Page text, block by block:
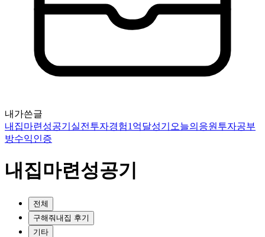
내가쓴글
내집마련성공기 실전투자경험1억달성기 오늘의응원 투자공부
방수익인증
내집마련성공기
전체
구해줘내집 후기
기타